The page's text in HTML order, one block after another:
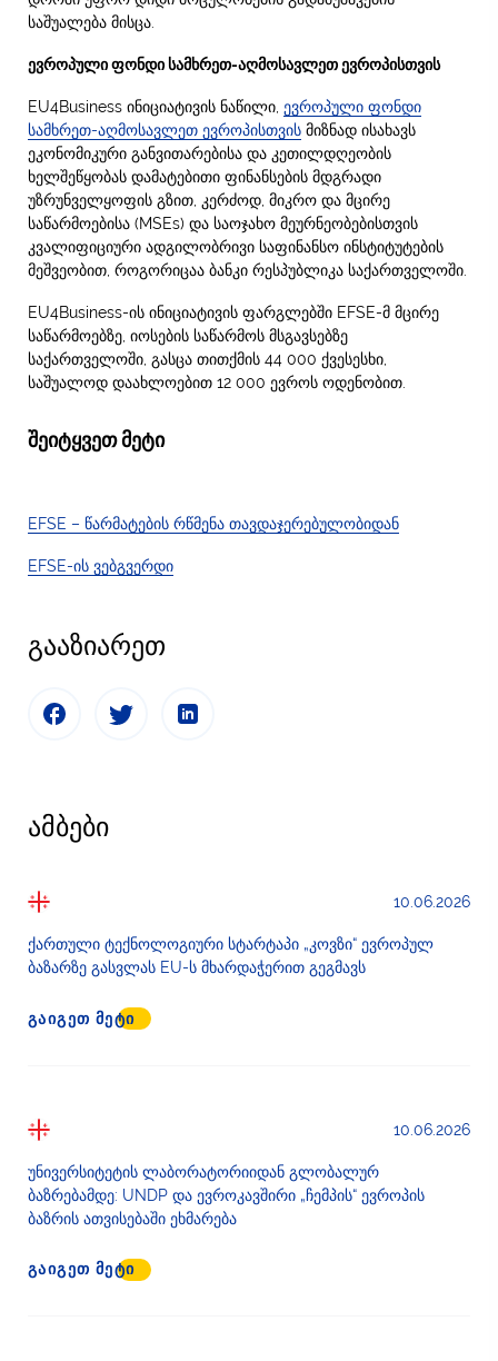
საშუალება მისცა.
ევროპული ფონდი სამხრეთ-აღმოსავლეთ ევროპისთვის
EU4Business ინიციატივის ნაწილი, ევროპული ფონდი
სამხრეთ-აღმოსავლეთ ევროპისთვის მიზნად ისახავს
ეკონომიკური განვითარებისა და კეთილდღეობის
ხელშეწყობას დამატებითი ფინანსების მდგრადი
უზრუნველყოფის გზით, კერძოდ, მიკრო და მცირე
საწარმოებისა (MSEs) და საოჯახო მეურნეობებისთვის
კვალიფიციური ადგილობრივი საფინანსო ინსტიტუტების
მეშვეობით, როგორიცაა ბანკი რესპუბლიკა საქართველოში.
EU4Business-ის ინიციატივის ფარგლებში EFSE-მ მცირე
საწარმოებზე, იოსების საწარმოს მსგავსებზე
საქართველოში, გასცა თითქმის 44 000 ქვესესხი,
საშუალოდ დაახლოებით 12 000 ევროს ოდენობით.
შეიტყვეთ მეტი
EFSE – წარმატების რწმენა თავდაჯერებულობიდან
EFSE-ის ვებგვერდი
გააზიარეთ
ამბები
10.06.2026
ქართული ტექნოლოგიური სტარტაპი „კოვზი“ ევროპულ
ბაზარზე გასვლას EU-ს მხარდაჭერით გეგმავს
ᲒᲐᲘᲒᲔᲗ ᲛᲔᲢᲘ
10.06.2026
უნივერსიტეტის ლაბორატორიიდან გლობალურ
ბაზრებამდე: UNDP და ევროკავშირი „ჩემპის“ ევროპის
ბაზრის ათვისებაში ეხმარება
ᲒᲐᲘᲒᲔᲗ ᲛᲔᲢᲘ